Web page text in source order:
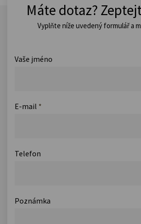
Máte dotaz?
Vyplňte níže uvedený formulář a
Vaše jméno
E-mail *
Telefon
Poznámka